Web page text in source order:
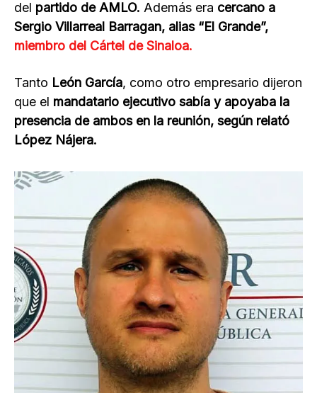
del partido de AMLO. Además era cercano a
Sergio Villarreal Barragan, alias “El Grande”,
miembro del Cártel de Sinaloa.
Tanto León García, como otro empresario dijeron
que el mandatario ejecutivo sabía y apoyaba la
presencia de ambos en la reunión, según relató
López Nájera.